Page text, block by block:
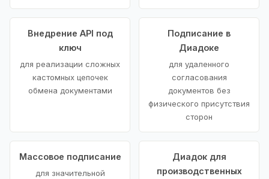
Внедрение API под
ключ
для реализации сложных
кастомных цепочек
обмена документами
Подписание в
Диадоке
для удаленного
согласования
документов без
физического присутствия
сторон
Массовое подписание
для значительной
Диадок для
производственных